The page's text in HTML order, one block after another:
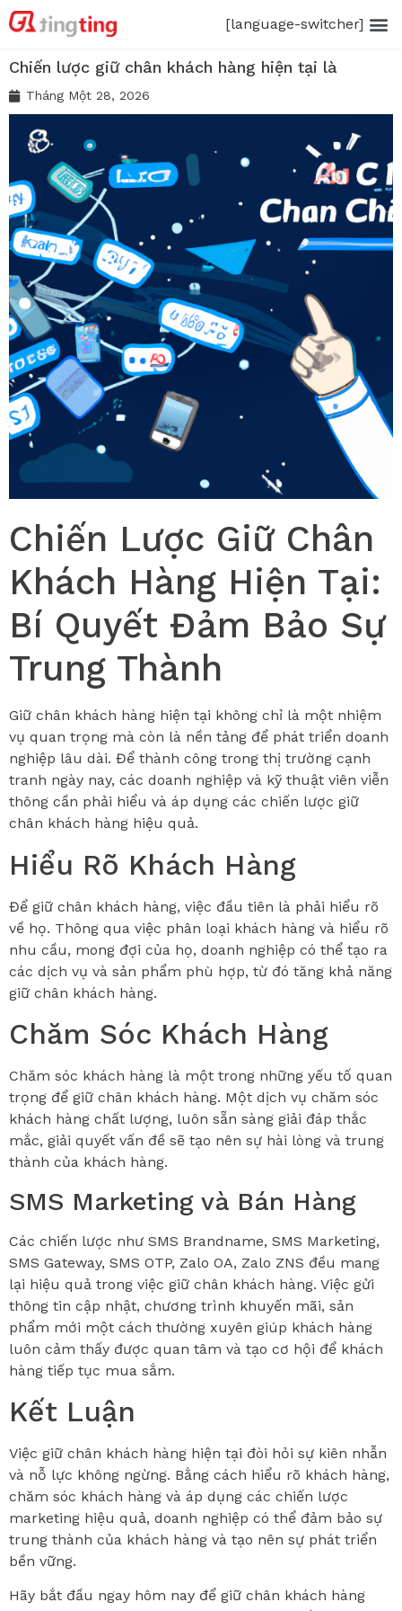
[language-switcher]
Chiến lược giữ chân khách hàng hiện tại là
Tháng Một 28, 2026
Chiến Lược Giữ Chân
Khách Hàng Hiện Tại:
Bí Quyết Đảm Bảo Sự
Trung Thành
Giữ chân khách hàng hiện tại không chỉ là một nhiệm
vụ quan trọng mà còn là nền tảng để phát triển doanh
nghiệp lâu dài. Để thành công trong thị trường cạnh
tranh ngày nay, các doanh nghiệp và kỹ thuật viên viễn
thông cần phải hiểu và áp dụng các chiến lược giữ
chân khách hàng hiệu quả.
Hiểu Rõ Khách Hàng
Để giữ chân khách hàng, việc đầu tiên là phải hiểu rõ
về họ. Thông qua việc phân loại khách hàng và hiểu rõ
nhu cầu, mong đợi của họ, doanh nghiệp có thể tạo ra
các dịch vụ và sản phẩm phù hợp, từ đó tăng khả năng
giữ chân khách hàng.
Chăm Sóc Khách Hàng
Chăm sóc khách hàng là một trong những yếu tố quan
trọng để giữ chân khách hàng. Một dịch vụ chăm sóc
khách hàng chất lượng, luôn sẵn sàng giải đáp thắc
mắc, giải quyết vấn đề sẽ tạo nên sự hài lòng và trung
thành của khách hàng.
SMS Marketing và Bán Hàng
Các chiến lược như SMS Brandname, SMS Marketing,
SMS Gateway, SMS OTP, Zalo OA, Zalo ZNS đều mang
lại hiệu quả trong việc giữ chân khách hàng. Việc gửi
thông tin cập nhật, chương trình khuyến mãi, sản
phẩm mới một cách thường xuyên giúp khách hàng
luôn cảm thấy được quan tâm và tạo cơ hội để khách
hàng tiếp tục mua sắm.
Kết Luận
Việc giữ chân khách hàng hiện tại đòi hỏi sự kiên nhẫn
và nỗ lực không ngừng. Bằng cách hiểu rõ khách hàng,
chăm sóc khách hàng và áp dụng các chiến lược
marketing hiệu quả, doanh nghiệp có thể đảm bảo sự
trung thành của khách hàng và tạo nên sự phát triển
bền vững.
Hãy bắt đầu ngay hôm nay để giữ chân khách hàng